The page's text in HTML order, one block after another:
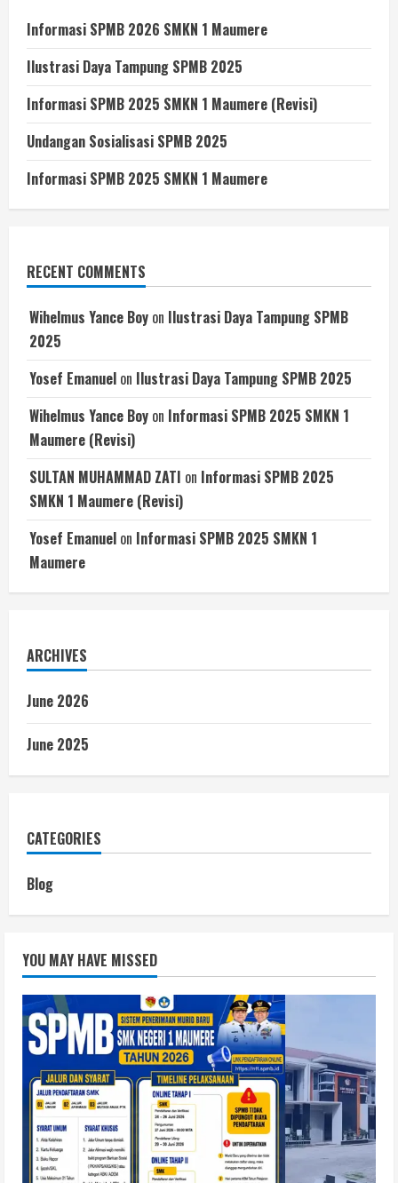
Informasi SPMB 2026 SMKN 1 Maumere
Ilustrasi Daya Tampung SPMB 2025
Informasi SPMB 2025 SMKN 1 Maumere (Revisi)
Undangan Sosialisasi SPMB 2025
Informasi SPMB 2025 SMKN 1 Maumere
RECENT COMMENTS
Wihelmus Yance Boy on Ilustrasi Daya Tampung SPMB
2025
Yosef Emanuel on Ilustrasi Daya Tampung SPMB 2025
Wihelmus Yance Boy on Informasi SPMB 2025 SMKN 1
Maumere (Revisi)
SULTAN MUHAMMAD ZATI on Informasi SPMB 2025
SMKN 1 Maumere (Revisi)
Yosef Emanuel on Informasi SPMB 2025 SMKN 1
Maumere
ARCHIVES
June 2026
June 2025
CATEGORIES
Blog
YOU MAY HAVE MISSED